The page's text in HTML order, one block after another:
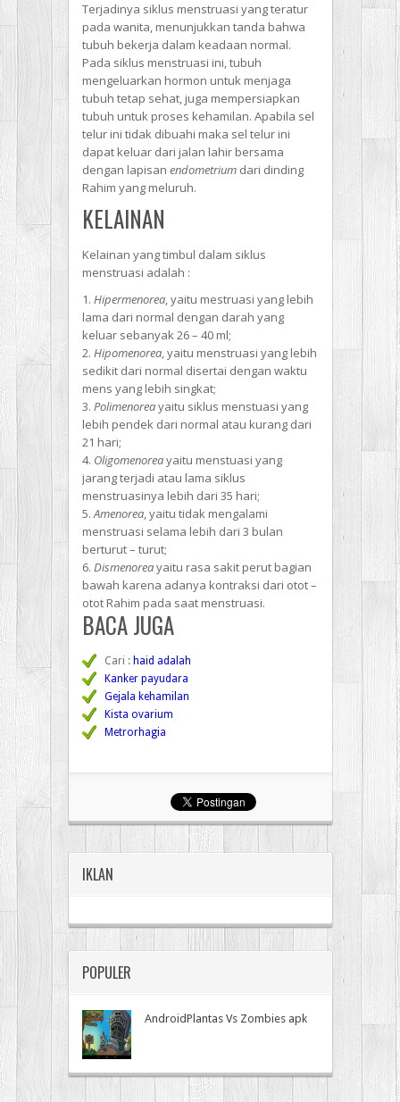
Terjadinya siklus menstruasi yang teratur
pada wanita, menunjukkan tanda bahwa
tubuh bekerja dalam keadaan normal.
Pada siklus menstruasi ini, tubuh
mengeluarkan hormon untuk menjaga
tubuh tetap sehat, juga mempersiapkan
tubuh untuk proses kehamilan. Apabila sel
telur ini tidak dibuahi maka sel telur ini
dapat keluar dari jalan lahir bersama
dengan lapisan endometriumdari dinding
Rahim yang meluruh.
KELAINAN
Kelainan yang timbul dalam siklus
menstruasi adalah :
Hipermenorea, yaitu mestruasi yang lebih
lama dari normal dengan darah yang
keluar sebanyak 26 – 40 ml;
Hipomenorea, yaitu menstruasi yang lebih
sedikit dari normal disertai dengan waktu
mens yang lebih singkat;
Polimenoreayaitu siklus menstuasi yang
lebih pendek dari normal atau kurang dari
21 hari;
Oligomenoreayaitu menstuasi yang
jarang terjadi atau lama siklus
menstruasinya lebih dari 35 hari;
Amenorea, yaitu tidak mengalami
menstruasi selama lebih dari 3 bulan
berturut – turut;
Dismenoreayaitu rasa sakit perut bagian
bawah karena adanya kontraksi dari otot –
otot Rahim pada saat menstruasi.
BACA JUGA
Cari : haid adalah
Kanker payudara
Gejala kehamilan
Kista ovarium
Metrorhagia
IKLAN
POPULER
AndroidPlantas Vs Zombies apk